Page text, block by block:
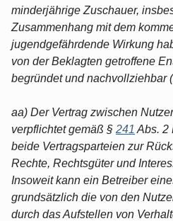
minderjährige Zuschauer,
Zusammenhang mit dem
jugendgefährdende Wirkung
von der Beklagten getroffene
begründet und nachvollziehbar
aa) Der Vertrag zwischen
verpflichtet gemäß § 241 Abs. 2
beide Vertragsparteien zur
Rechte, Rechtsgüter und
Insoweit kann ein Betreiber
grundsätzlich die von den
durch das Aufstellen von